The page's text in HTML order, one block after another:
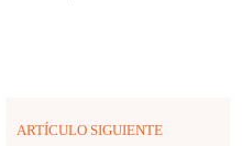
ARTÍCULO SIGUIENTE